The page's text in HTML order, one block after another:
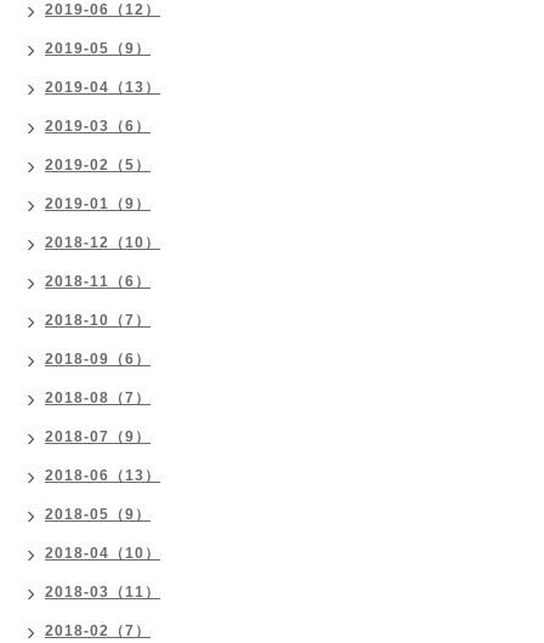
2019-06（12）
2019-05（9）
2019-04（13）
2019-03（6）
2019-02（5）
2019-01（9）
2018-12（10）
2018-11（6）
2018-10（7）
2018-09（6）
2018-08（7）
2018-07（9）
2018-06（13）
2018-05（9）
2018-04（10）
2018-03（11）
2018-02（7）